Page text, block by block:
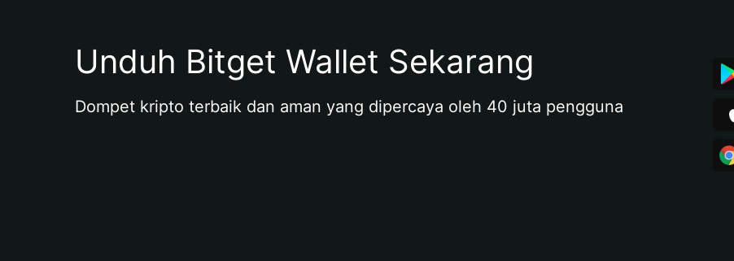
Unduh Bitget Wallet Sekarang
Dompet kripto terbaik dan aman yang dipercaya oleh 40 juta pengguna